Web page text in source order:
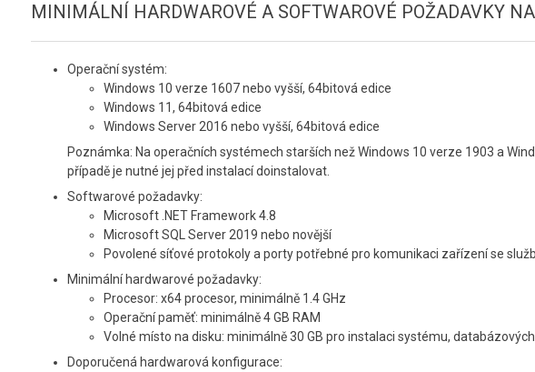
MINIMÁLNÍ HARDWAROVÉ A SOFTWAROVÉ POŽADAVKY
Operační systém:
Windows 10 verze 1607 nebo vyšší, 64bitová edice
Windows 11, 64bitová edice
Windows Server 2016 nebo vyšší, 64bitová edice
Poznámka: Na operačních systémech starších než Windows 10 verze 1903 a
případě je nutné jej před instalací doinstalovat.
Softwarové požadavky:
Microsoft .NET Framework 4.8
Microsoft SQL Server 2019 nebo novější
Povolené síťové protokoly a porty potřebné pro komunikaci zařízení se
Minimální hardwarové požadavky:
Procesor: x64 procesor, minimálně 1.4 GHz
Operační paměť: minimálně 4 GB RAM
Volné místo na disku: minimálně 30 GB pro instalaci systému,
Doporučená hardwarová konfigurace: